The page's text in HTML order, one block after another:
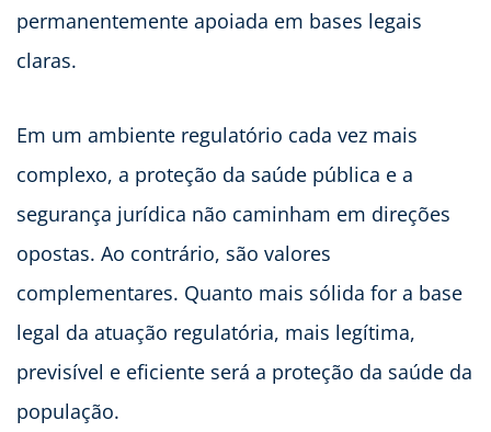
permanentemente apoiada em bases legais
claras.
Em um ambiente regulatório cada vez mais
complexo, a proteção da saúde pública e a
segurança jurídica não caminham em direções
opostas. Ao contrário, são valores
complementares. Quanto mais sólida for a base
legal da atuação regulatória, mais legítima,
previsível e eficiente será a proteção da saúde da
população.